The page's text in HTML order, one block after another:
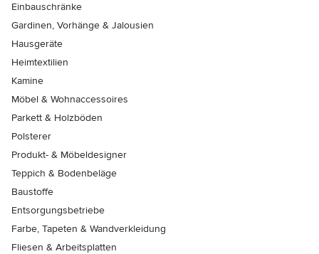
Einbauschränke
Gardinen, Vorhänge & Jalousien
Hausgeräte
Heimtextilien
Kamine
Möbel & Wohnaccessoires
Parkett & Holzböden
Polsterer
Produkt- & Möbeldesigner
Teppich & Bodenbeläge
Baustoffe
Entsorgungsbetriebe
Farbe, Tapeten & Wandverkleidung
Fliesen & Arbeitsplatten